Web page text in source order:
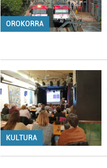
OROKORRA
KULTURA